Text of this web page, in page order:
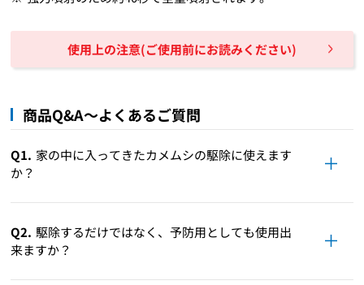
使用上の注意(ご使用前にお読みください)
商品Q&A～よくあるご質問
Q1. 家の中に入ってきたカメムシの駆除に使えます
か？
Q2. 駆除するだけではなく、予防用としても使用出
来ますか？